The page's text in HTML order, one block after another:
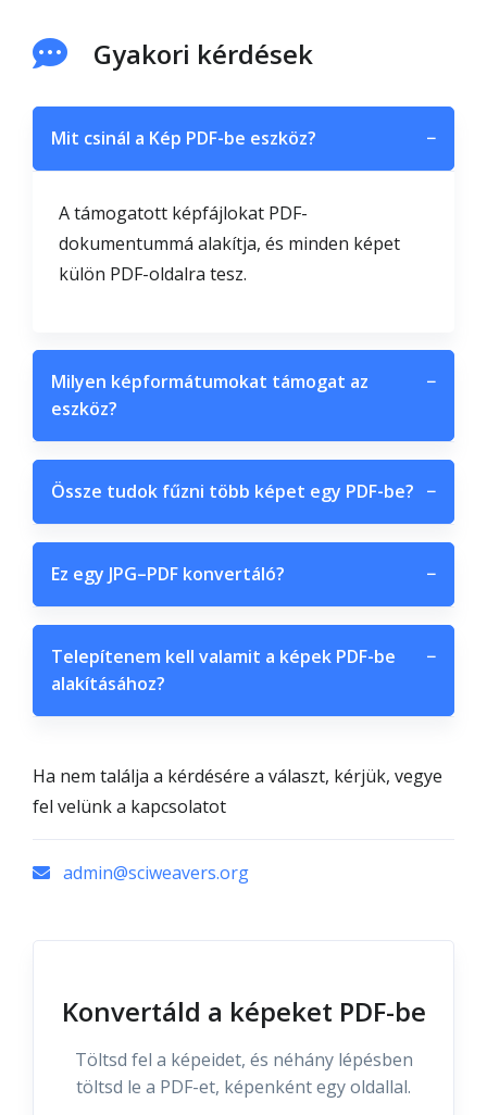
Gyakori kérdések
Mit csinál a Kép PDF-be eszköz? −
A támogatott képfájlokat PDF-
dokumentummá alakítja, és minden képet
külön PDF-oldalra tesz.
Milyen képformátumokat támogat az
eszköz?
−
Össze tudok fűzni több képet egy PDF-be? −
Ez egy JPG–PDF konvertáló? −
Telepítenem kell valamit a képek PDF-be
alakításához?
−
Ha nem találja a kérdésére a választ, kérjük, vegye
fel velünk a kapcsolatot
admin@sciweavers.org
Konvertáld a képeket PDF-be
Töltsd fel a képeidet, és néhány lépésben
töltsd le a PDF-et, képenként egy oldallal.